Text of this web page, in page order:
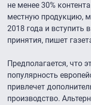
не менее 30%
местную продукцию,
2018 года и вступить
принятия, пишет
Предполагается, что
популярность
привлечет
производство.